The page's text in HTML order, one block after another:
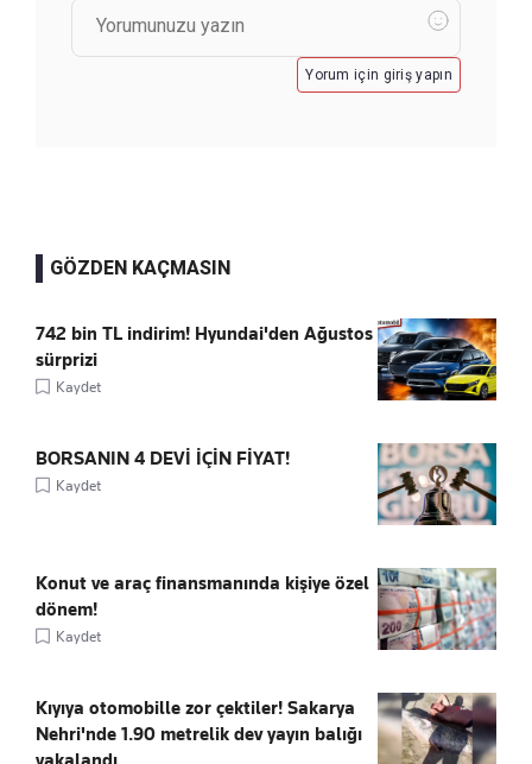
Yorum için giriş yapın
GÖZDEN KAÇMASIN
742 bin TL indirim! Hyundai'den Ağustos
sürprizi
Kaydet
BORSANIN 4 DEVİ İÇİN FİYAT!
Kaydet
Konut ve araç finansmanında kişiye özel
dönem!
Kaydet
Kıyıya otomobille zor çektiler! Sakarya
Nehri'nde 1.90 metrelik dev yayın balığı